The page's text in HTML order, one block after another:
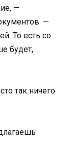
—
—
То есть со
будет,
так ничего